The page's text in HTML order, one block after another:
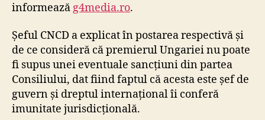
informează g4media.ro.
Șeful CNCD a explicat în postarea respectivă și
de ce consideră că premierul Ungariei nu poate
fi supus unei eventuale sancțiuni din partea
Consiliului, dat fiind faptul că acesta este șef de
guvern și dreptul internațional îi conferă
imunitate jurisdicțională.